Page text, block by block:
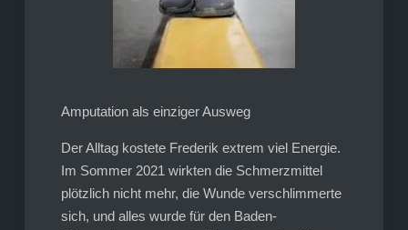
Amputation als einziger Ausweg
Der Alltag kostete Frederik extrem viel Energie.
Im Sommer 2021 wirkten die Schmerzmittel
plötzlich nicht mehr, die Wunde verschlimmerte
sich, und alles wurde für den Baden-